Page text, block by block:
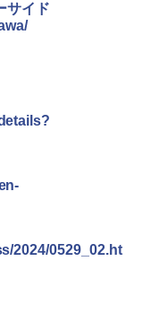
サイド
2024/0529_02.ht